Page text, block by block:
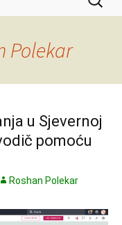
Polekar
u Sjevernoj
pomoću
Roshan Polekar